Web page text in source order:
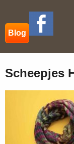
Blog
Scheepjes